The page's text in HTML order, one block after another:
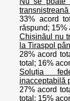
33% acord
răspund; 15%
Chișinăul nu
la Tiraspol
28% acord
total; 16%
Soluția
inacceptabilă
27% acord
total; 15%